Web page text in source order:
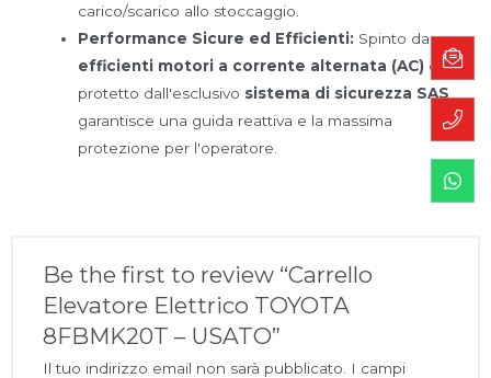
carico/scarico allo stoccaggio.
Performance Sicure ed Efficienti: Spinto da
efficienti motori a corrente alternata (AC) e
protetto dall'esclusivo sistema di sicurezza SAS
garantisce una guida reattiva e la massima
protezione per l'operatore.
Be the first to review “Carrello
Elevatore Elettrico TOYOTA
8FBMK20T – USATO”
Il tuo indirizzo email non sarà pubblicato.
I campi